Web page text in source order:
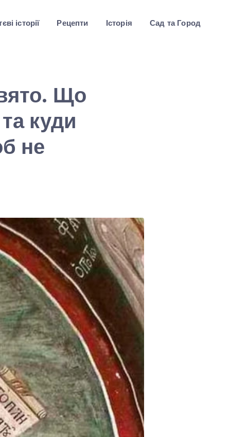
історії Рецепти Історія Сад та Город
Що
куди
не